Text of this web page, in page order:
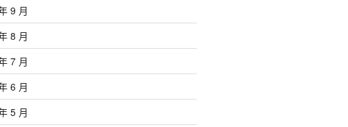
9 月
8 月
7 月
6 月
5 月